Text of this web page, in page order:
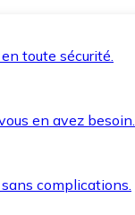
toute sécurité.
en avez besoin.
complications.